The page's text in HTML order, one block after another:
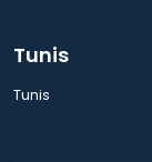
Tunis
Tunis